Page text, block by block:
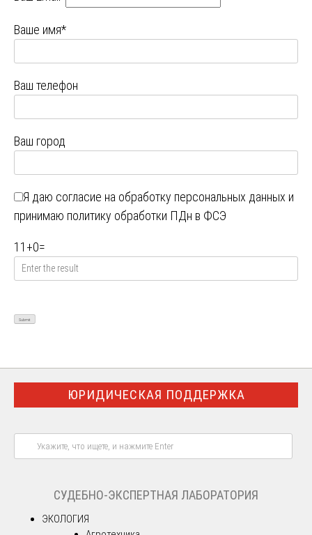
Ваше имя*
Ваш телефон
Ваш город
Я даю согласие на обработку персональных данных и
принимаю политику обработки ПДн в ФСЭ
11 +0=
ЮРИДИЧЕСКАЯ ПОДДЕРЖКА
СУДЕБНО-ЭКСПЕРТНАЯ ЛАБОРАТОРИЯ
ЭКОЛОГИЯ